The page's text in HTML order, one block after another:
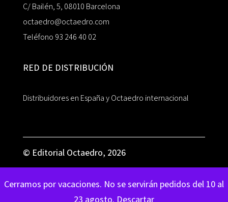
Cerramos por vacaciones. No se servirán pedidos del 10 al
23 agosto. Descartar
C/ Bailén, 5, 08010 Barcelona
octaedro@octaedro.com
Teléfono 93 246 40 02
RED DE DISTRIBUCIÓN
Distribuidores en España y Octaedro internacional
© Editorial Octaedro, 2026